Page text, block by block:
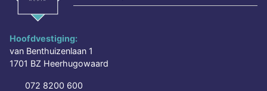
Hoofdvestiging:
van Benthuizenlaan 1
1701 BZ Heerhugowaard
072 8200 600